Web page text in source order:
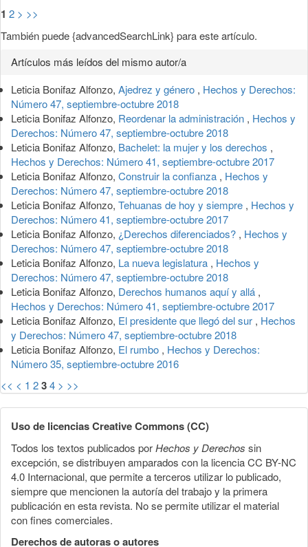
1 2 > >>
También puede {advancedSearchLink} para este artículo.
Artículos más leídos del mismo autor/a
Leticia Bonifaz Alfonzo, Ajedrez y género , Hechos y Derechos:
Número 47, septiembre-octubre 2018
Leticia Bonifaz Alfonzo, Reordenar la administración , Hechos y
Derechos: Número 47, septiembre-octubre 2018
Leticia Bonifaz Alfonzo, Bachelet: la mujer y los derechos ,
Hechos y Derechos: Número 41, septiembre-octubre 2017
Leticia Bonifaz Alfonzo, Construir la confianza , Hechos y
Derechos: Número 47, septiembre-octubre 2018
Leticia Bonifaz Alfonzo, Tehuanas de hoy y siempre , Hechos y
Derechos: Número 41, septiembre-octubre 2017
Leticia Bonifaz Alfonzo, ¿Derechos diferenciados? , Hechos y
Derechos: Número 47, septiembre-octubre 2018
Leticia Bonifaz Alfonzo, La nueva legislatura , Hechos y
Derechos: Número 47, septiembre-octubre 2018
Leticia Bonifaz Alfonzo, Derechos humanos aquí y allá ,
Hechos y Derechos: Número 41, septiembre-octubre 2017
Leticia Bonifaz Alfonzo, El presidente que llegó del sur , Hechos
y Derechos: Número 47, septiembre-octubre 2018
Leticia Bonifaz Alfonzo, El rumbo , Hechos y Derechos:
Número 35, septiembre-octubre 2016
<< < 1 234 > >>
Uso de licencias Creative Commons (CC)
Todos los textos publicados porHechos y Derechos sin
excepción, se distribuyen amparados con la licencia CC BY-NC
4.0 Internacional, que permite a terceros utilizar lo publicado,
siempre que mencionen la autoría del trabajo y la primera
publicación en esta revista. No se permite utilizar el material
con fines comerciales.
Derechos de autoras o autores